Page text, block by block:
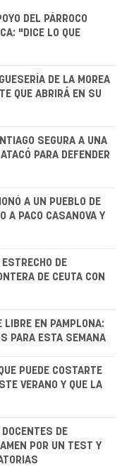
DEL PÁRROCO
"DICE LO QUE
DE LA MOREA
QUE ABRIRÁ EN SU
SEGURA A UNA
PARA DEFENDER
A UN PUEBLO DE
A PACO CASANOVA Y
DE
DE CEUTA CON
LIBRE EN PAMPLONA:
PARA ESTA SEMANA
PUEDE COSTARTE
VERANO Y QUE LA
DE
POR UN TEST Y